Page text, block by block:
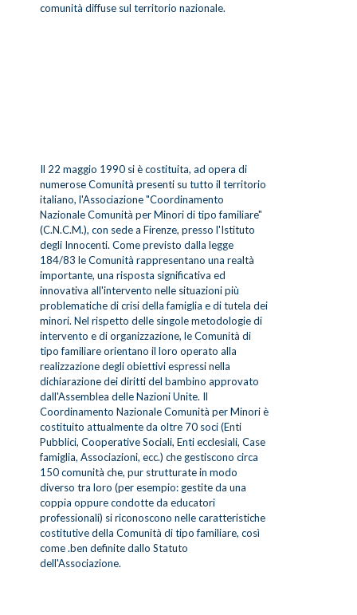
comunità diffuse sul territorio nazionale.
Il 22 maggio 1990 si è costituita, ad opera di
numerose Comunità presenti su tutto il territorio
italiano, l'Associazione "Coordinamento
Nazionale Comunità per Minori di tipo familiare"
(C.N.C.M.), con sede a Firenze, presso l'Istituto
degli Innocenti. Come previsto dalla legge
184/83 le Comunità rappresentano una realtà
importante, una risposta significativa ed
innovativa all'intervento nelle situazioni più
problematiche di crisi della famiglia e di tutela dei
minori. Nel rispetto delle singole metodologie di
intervento e di organizzazione, le Comunità di
tipo familiare orientano il loro operato alla
realizzazione degli obiettivi espressi nella
dichiarazione dei diritti del bambino approvato
dall'Assemblea delle Nazioni Unite. Il
Coordinamento Nazionale Comunità per Minori è
costituito attualmente da oltre 70 soci (Enti
Pubblici, Cooperative Sociali, Enti ecclesiali, Case
famiglia, Associazioni, ecc.) che gestiscono circa
150 comunità che, pur strutturate in modo
diverso tra loro (per esempio: gestite da una
coppia oppure condotte da educatori
professionali) si riconoscono nelle caratteristiche
costitutive della Comunità di tipo familiare, così
come .ben definite dallo Statuto
dell'Associazione.